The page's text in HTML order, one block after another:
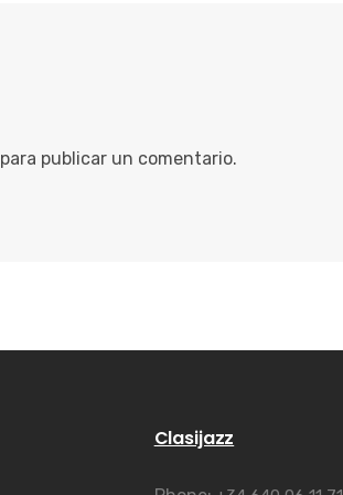
para publicar un comentario.
Clasijazz